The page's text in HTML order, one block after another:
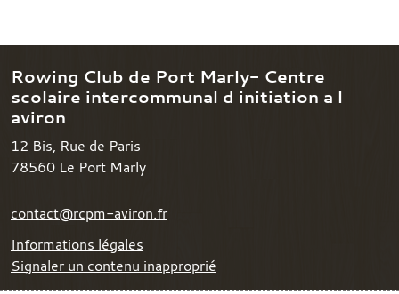
Rowing Club de Port Marly- Centre
scolaire intercommunal d initiation a l
aviron
12 Bis, Rue de Paris
78560 Le Port Marly
contact@rcpm-aviron.fr
Informations légales
Signaler un contenu inapproprié